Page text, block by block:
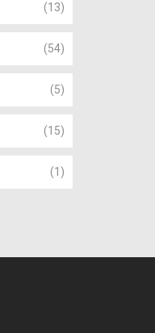
(13)
(54)
(5)
(15)
(1)